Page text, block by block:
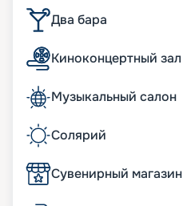
Два бара
Киноконцертный зал
Музыкальный салон
Солярий
Сувенирный магазин